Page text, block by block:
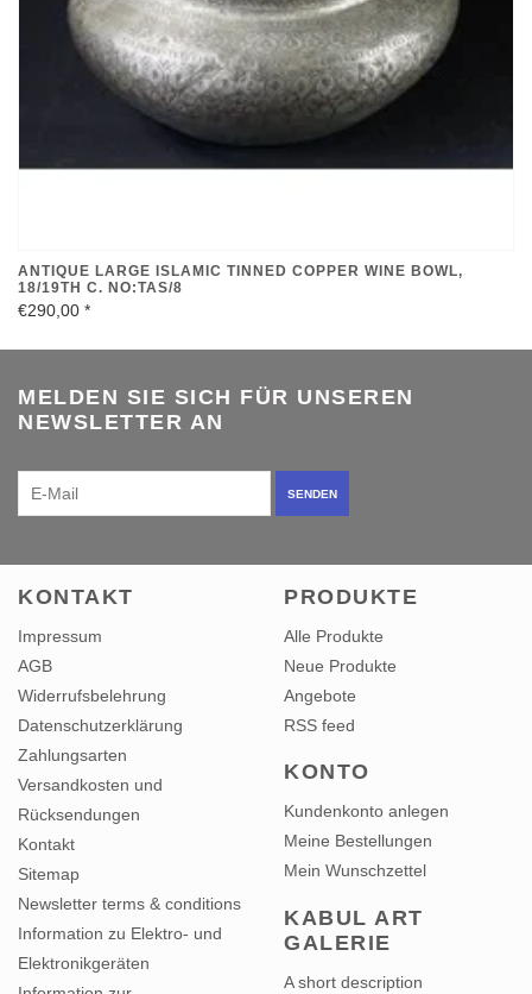
ANTIQUE LARGE ISLAMIC TINNED COPPER WINE BOWL,
18/19TH C. NO:TAS/8
€290,00 *
MELDEN SIE SICH FÜR UNSEREN
NEWSLETTER AN
SENDEN
KONTAKT
Impressum
AGB
Widerrufsbelehrung
Datenschutzerklärung
Zahlungsarten
Versandkosten und
Rücksendungen
Kontakt
Sitemap
Newsletter terms & conditions
Information zu Elektro- und
Elektronikgeräten
PRODUKTE
Alle Produkte
Neue Produkte
Angebote
RSS feed
KONTO
Kundenkonto anlegen
Meine Bestellungen
Mein Wunschzettel
KABUL ART
GALERIE
A short description